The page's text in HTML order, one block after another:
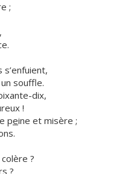
;
s’enfuient,
souffle.
dix,
!
peine et misère ;
?
?